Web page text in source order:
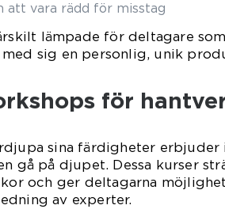
att vara rädd för misstag
lämpade för deltagare
sig en personlig, unik
för
sina färdigheter erbjuder
gå på djupet. Dessa kurser
och ger deltagarna
av experter.